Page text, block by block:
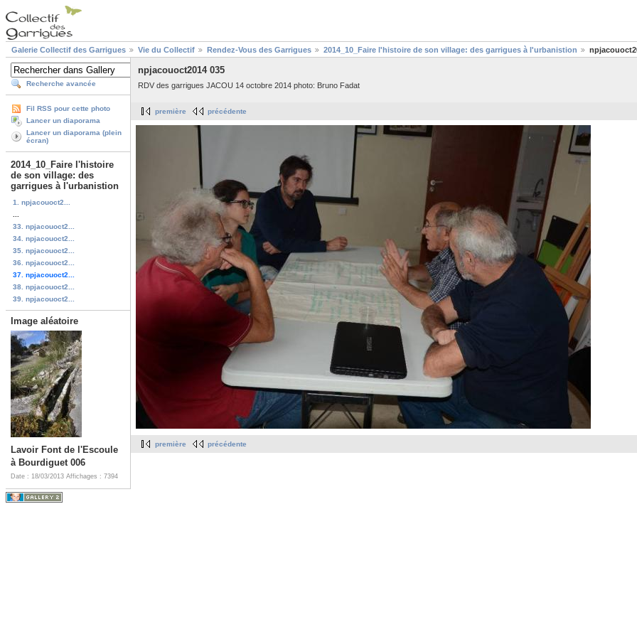
Galerie Collectif des Garrigues Vie du Collectif Rendez-Vous des Garrigues 2014_10_Faire l'histoire de son village: des garrigues à l'urbanistion
Recherche avancée
Fil RSS pour cette photo
Lancer un diaporama
Lancer un diaporama (plein
écran)
2014_10_Faire l'histoire
de son village: des
garrigues à l'urbanistion
1. npjacouoct2...
33. npjacouoct2...
34. npjacouoct2...
35. npjacouoct2...
36. npjacouoct2...
37. npjacouoct2...
38. npjacouoct2...
39. npjacouoct2...
Image aléatoire
Lavoir Font de l'Escoule
à Bourdiguet 006
Date : 18/03/2013 Affichages : 7394
npjacouoct2014 035
RDV des garrigues JACOU 14 octobre 2014 photo: Bruno Fadat
première précédente
première précédente